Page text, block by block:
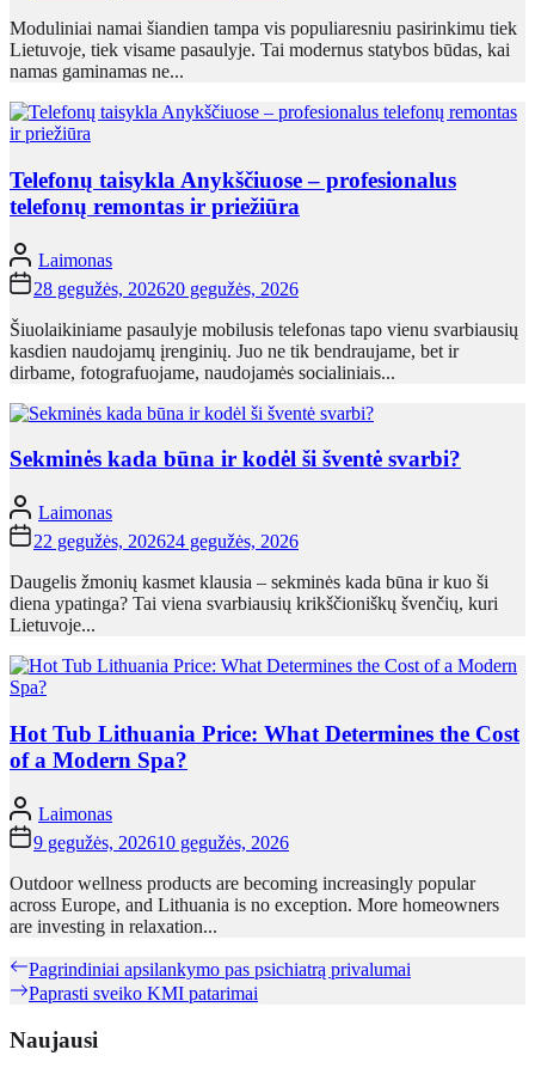
Moduliniai namai šiandien tampa vis populiaresniu pasirinkimu tiek
Lietuvoje, tiek visame pasaulyje. Tai modernus statybos būdas, kai
namas gaminamas ne...
Telefonų taisykla Anykščiuose – profesionalus
telefonų remontas ir priežiūra
Laimonas
28 gegužės, 202620 gegužės, 2026
Šiuolaikiniame pasaulyje mobilusis telefonas tapo vienu svarbiausių
kasdien naudojamų įrenginių. Juo ne tik bendraujame, bet ir
dirbame, fotografuojame, naudojamės socialiniais...
Sekminės kada būna ir kodėl ši šventė svarbi?
Laimonas
22 gegužės, 202624 gegužės, 2026
Daugelis žmonių kasmet klausia – sekminės kada būna ir kuo ši
diena ypatinga? Tai viena svarbiausių krikščioniškų švenčių, kuri
Lietuvoje...
Hot Tub Lithuania Price: What Determines the Cost
of a Modern Spa?
Laimonas
9 gegužės, 202610 gegužės, 2026
Outdoor wellness products are becoming increasingly popular
across Europe, and Lithuania is no exception. More homeowners
are investing in relaxation...
Navigacija
tarp
įrašų
Previous
post:
Pagrindiniai apsilankymo pas psichiatrą privalumai
Next
Paprasti sveiko KMI patarimai
Naujausi